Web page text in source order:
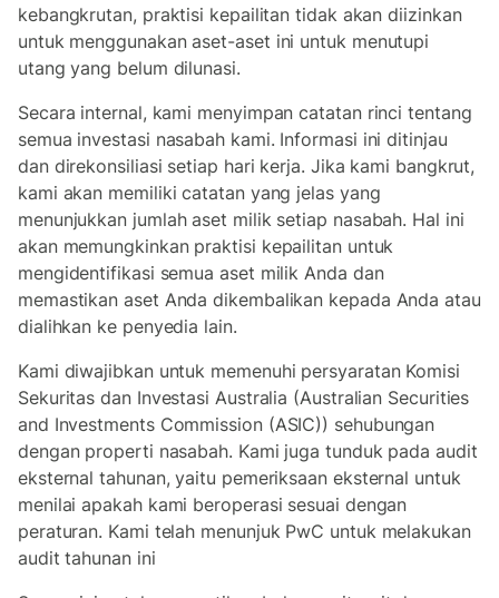
kebangkrutan, praktisi kepailitan tidak akan diizinkan
untuk menggunakan aset-aset ini untuk menutupi
utang yang belum dilunasi.
Secara internal, kami menyimpan catatan rinci tentang
semua investasi nasabah kami. Informasi ini ditinjau
dan direkonsiliasi setiap hari kerja. Jika kami bangkrut,
kami akan memiliki catatan yang jelas yang
menunjukkan jumlah aset milik setiap nasabah. Hal ini
akan memungkinkan praktisi kepailitan untuk
mengidentifikasi semua aset milik Anda dan
memastikan aset Anda dikembalikan kepada Anda atau
dialihkan ke penyedia lain.
Kami diwajibkan untuk memenuhi persyaratan Komisi
Sekuritas dan Investasi Australia (Australian Securities
and Investments Commission (ASIC)) sehubungan
dengan properti nasabah. Kami juga tunduk pada audit
eksternal tahunan, yaitu pemeriksaan eksternal untuk
menilai apakah kami beroperasi sesuai dengan
peraturan. Kami telah menunjuk PwC untuk melakukan
audit tahunan ini